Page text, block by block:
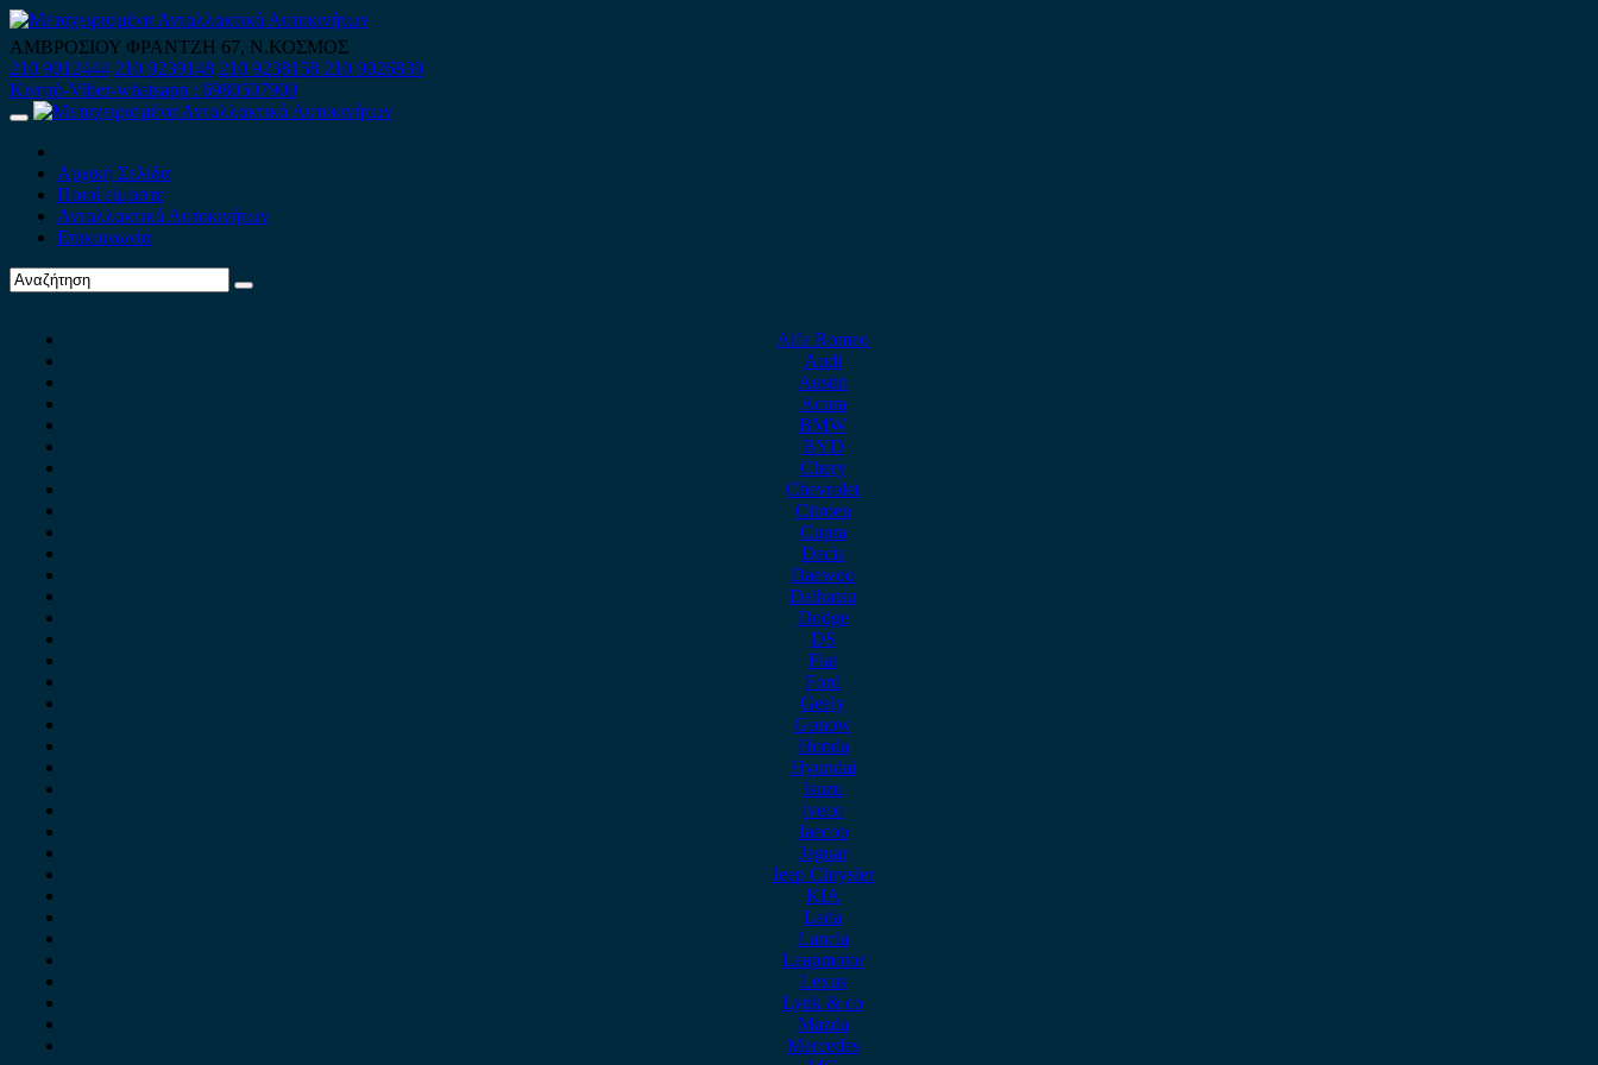
Skip
to
content
ΑΜΒΡΟΣΙΟΥ ΦΡΑΝΤΖΗ 67, Ν.ΚΟΣΜΟΣ
210 9012444 210 9239148 210 9238158 210 9026839
Κινητό-Viber-whatsapp : 6980507900
Primary
Αρχική Σελίδα
Ποιοί είμαστε
Ανταλλακτικά Αυτοκινήτων
Επικοινωνία
Alfa Romeo
Audi
Austin
Acura
BMW
BYD
Chery
Chevrolet
Citroen
Cupra
Dacia
Daewoo
Daihatsu
Dodge
DS
Fiat
Ford
Geely
Gonow
Honda
Hyundai
Isuzu
iveco
Jaecoo
Jaguar
Jeep Chrysler
KIA
Lada
Lancia
Leapmotor
Lexus
Lynk & co
Mazda
Mercedes